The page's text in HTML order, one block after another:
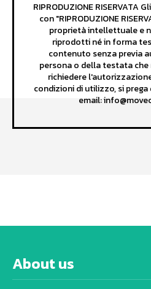
RIPRODUZIONE
con "RIPRODUZIONE
proprietà intellettuale e
riprodotti né in forma
contenuto senza previa
persona o della testata
richiedere
condizioni di utilizzo, si
email:
About us